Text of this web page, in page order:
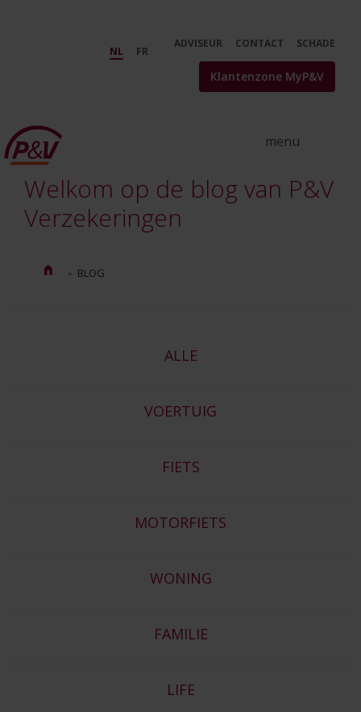
NL FR
ADVISEUR CONTACT SCHADE
Klantenzone MyP&V
Welkom op de blog van P&V
Verzekeringen
BLOG
ALLE
VOERTUIG
FIETS
MOTORFIETS
WONING
FAMILIE
LIFE